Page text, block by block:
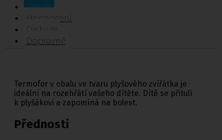
Popis
Hodnocení
Diskuze
Dopravné
Termofor v obalu ve tvaru plyšového zvířátka je
ideální na rozehřátí vašeho dítěte. Dítě se přitulí
k plyšákovi a zapomíná na bolest.
Přednosti